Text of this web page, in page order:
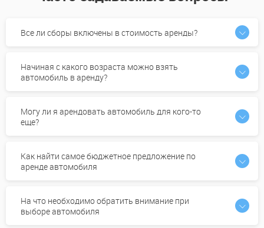
Все ли сборы включены в стоимость аренды?
Начиная с какого возраста можно взять
автомобиль в аренду?
Могу ли я арендовать автомобиль для кого-то
еще?
Как найти самое бюджетное предложение по
аренде автомобиля
На что необходимо обратить внимание при
выборе автомобиля